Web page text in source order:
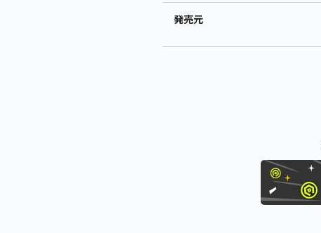
発売元